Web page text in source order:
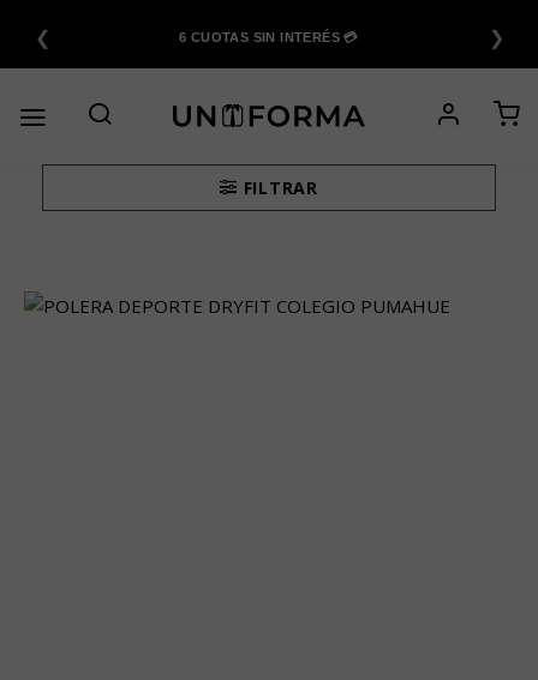
contenido
❮ 6 CUOTAS SIN INTERÉS 💳 ❯
FILTRAR